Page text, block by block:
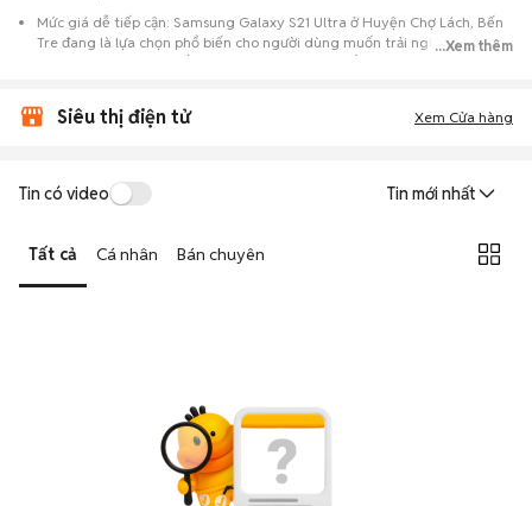
Mức giá dễ tiếp cận: Samsung Galaxy S21 Ultra ở Huyện Chợ Lách, Bến
Tre đang là lựa chọn phổ biến cho người dùng muốn trải nghiệm dòng
máy này với chi phí thấp hơn so với khi mới ra mắt.
Huyện Chợ Lách, Bến Tre từ nhiều cá nhân muốn lên đời máy, mang đến
đa dạng sự lựa chọn về tình trạng bảo hành, hình thức máy và màu sắc.
đánh giá chính xác hiệu năng thực tế của máy so với mô tả trên
Mua bán linh hoạt: Hai bên có thể chủ động thỏa thuận giá cả và
địa điểm giao nhận, chốt giao dịch nhanh chóng khi đạt được
...Xem thêm
Siêu thị điện tử Xem Cửa hàng
Tin có video Tin mới nhất
Tất cả Cá nhân Bán chuyên